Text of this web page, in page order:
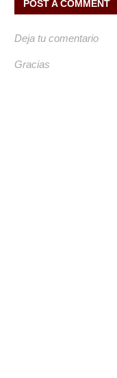
POST A COMMENT
Deja tu comentario
Gracias